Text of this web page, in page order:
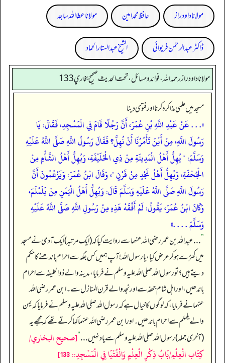
مولانا داود راز
حافظ محمد امین مولانا عطا اللہ ساجد
ڈاکٹر عبدالرحمٰن فریوائی الشیخ عبدالستار الحماد
مولانا داود راز رحمه الله، فوائد و مسائل، تحت الحديث صحيح بخاري 133
مسجد میں علمی مذاکرہ کرنا اور فتوی دینا
«. . . عَنْ عَبْدِ اللَّهِ بْنِ عُمَرَ، أَنَّ رَجُلًا قَامَ فِي الْمَسْجِدِ، فَقَالَ: يَا
رَسُولَ اللَّهِ، مِنْ أَيْنَ تَأْمُرُنَا أَنْ نُهِلَّ؟ فَقَالَ رَسُولُ اللَّهِ صَلَّى اللَّهُ عَلَيْهِ
وَسَلَّمَ: " يُهِلُّ أَهْلُ الْمَدِينَةِ مِنْ ذِي الْحُلَيْفَةِ، وَيُهِلُّ أَهْلُ الشَّأْمِ مِنْ
الْجُحْفَةِ، وَيُهِلُّ أَهْلُ نَجْدٍ مِنْ قَرْنٍ "، وَقَالَ ابْنُ عُمَرَ: وَيَزْعُمُونَ أَنَّ
رَسُولَ اللَّهِ صَلَّى اللَّهُ عَلَيْهِ وَسَلَّمَ قَالَ: وَيُهِلُّ أَهْلُ الْيَمَنِ مِنْ يَلَمْلَمَ،
وَكَانَ ابْنُ عُمَرَ، يَقُولُ: لَمْ أَفْقَهْ هَذِهِ مِنْ رَسُولِ اللَّهِ صَلَّى اللَّهُ عَلَيْهِ
وَسَلَّمَ . . . .»
”. . . عبداللہ بن عمر رضی اللہ عنہما سے روایت کیا کہ (ایک مرتبہ) ایک آدمی نے مسجد
میں کھڑے ہو کر عرض کیا، یا رسول اللہ! آپ ہمیں کس جگہ سے احرام باندھنے کا حکم
دیتے ہیں؟ تو رسول اللہ صلی اللہ علیہ وسلم نے فرمایا، مدینہ والے ذوالحلیفہ سے احرام
باندھیں، اور اہل شام جحفہ سے اور نجد والے قرن المنازل سے۔ ابن عمر رضی اللہ
عنہما نے فرمایا، کہ لوگوں کا خیال ہے کہ رسول اللہ صلی اللہ علیہ وسلم نے فرمایا کہ یمن
والے یلملم سے احرام باندھیں۔ اور ابن عمر رضی اللہ عنہما کہا کرتے تھے کہ مجھے یہ
(آخری جملہ) رسول اللہ صلی اللہ علیہ وسلم سے یاد نہیں . . .“[صحيح البخاري/
كِتَاب الْعِلْمِ/بَابُ ذِكْرِ الْعِلْمِ وَالْفُتْيَا فِي الْمَسْجِدِ:: 133]